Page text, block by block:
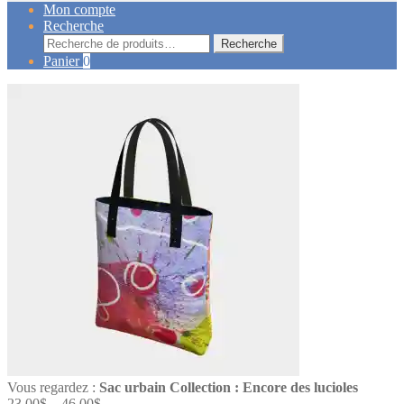
Mon compte
Recherche
Recherche
pour :
Recherche
Panier0
Vous regardez : Sac urbain Collection : Encore des lucioles